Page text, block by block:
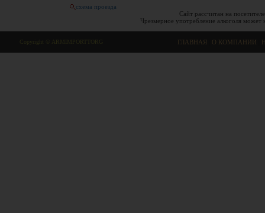
схема проезда
Сайт рассчитан на
Чрезмерное употребление алкоголя
Copyright © ARMIMPORTTORG ГЛАВНАЯ О КОМПАНИИ